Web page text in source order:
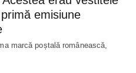
emisiune
marcă poștală românească,